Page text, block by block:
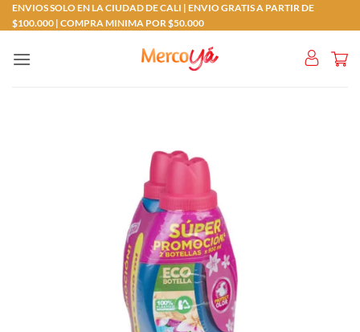
Saltar
al
ENVIOS SOLO EN LA CIUDAD DE CALI | ENVIO GRATIS A PARTIR DE
$100.000 | COMPRA MINIMA POR $50.000